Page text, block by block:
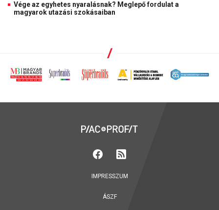
Vége az egyhetes nyaralásnak? Meglepő fordulat a
magyarok utazási szokásaiban
IMPRESSZUM
ÁSZF